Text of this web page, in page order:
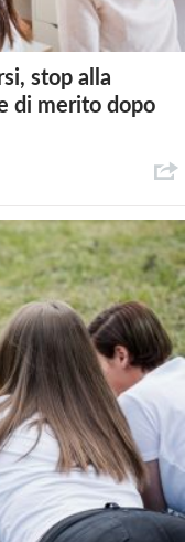
stop alla
di merito dopo